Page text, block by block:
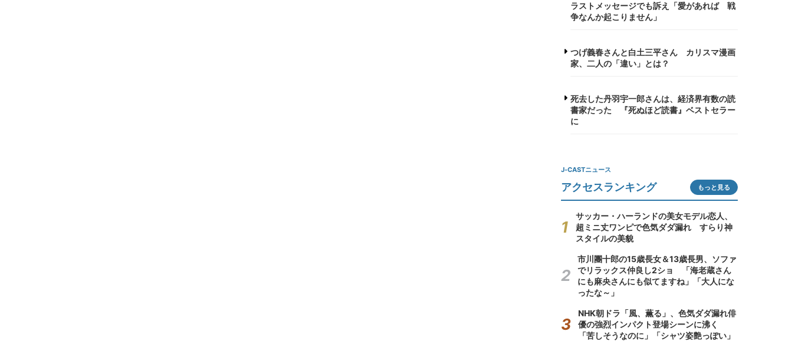
ラストメッセージでも訴え「愛があれば 戦
争なんか起こりません」
つげ義春さんと白土三平さん カリスマ漫画
家、二人の「違い」とは？
死去した丹羽宇一郎さんは、経済界有数の読
書家だった 『死ぬほど読書』ベストセラー
に
J-CASTニュース
アクセスランキング もっと見る
サッカー・ハーランドの美女モデル恋人、
超ミニ丈ワンピで色気ダダ漏れ すらり神
スタイルの美貌
市川團十郎の15歳長女＆13歳長男、ソファ
でリラックス仲良し2ショ 「海老蔵さん
にも麻央さんにも似てますね」「大人にな
ったな～」
NHK朝ドラ「風、薫る」、色気ダダ漏れ俳
優の強烈インパクト登場シーンに沸く
「苦しそうなのに」「シャツ姿艶っぽい」